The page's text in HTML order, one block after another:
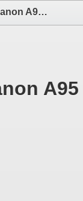
PRO-JEX: Matryca CCD do Canon A95 elektronika i akcesoria aparatów fotograficznych
A95